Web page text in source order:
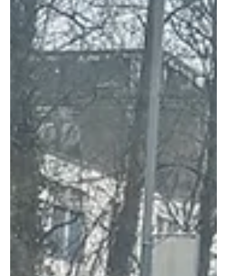
KANTON AARGAU
Hunzenschwil: Missachtung des Vortritts führt
zu Unfall
Am Sonntagvormittag kam es in Hunzenschwil zu einer
seitlich-frontalen Kollision zwischen zwei Personenwagen. Ein
Automobilist überquerte nach der Autobahnausfahrt Aarau
Ost die Seetalstrasse und kollidierte mit einem
vortrittsberechtigten VW Golf. Drei Personen verletzten sich
leicht. An beiden Fahrzeugen entstand Sachschaden. Kapo
AG / Kathrin Wettstein Originalfoto der Kapo AG. Ein 23-
jähriger Automobilist fuhr mit einem BMW auf der A1 in
Richtung Zürich und verliess die A